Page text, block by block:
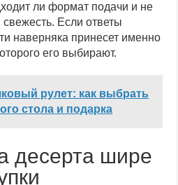
ли формат подачи и не
Если ответы
наверняка принесет именно
его выбирают.
рулет: как выбрать
стола и подарка
десерта шире